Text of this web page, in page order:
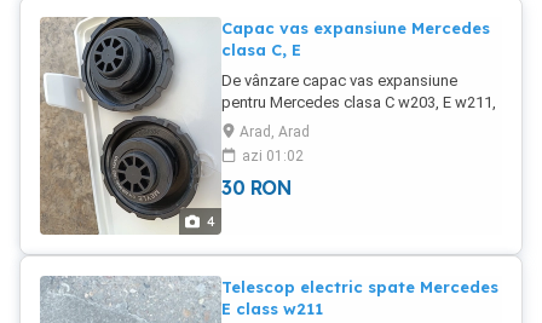
4
Capac vas expansiune Mercedes
clasa C, E
De vânzare capac vas expansiune
pentru Mercedes clasa C w203, E w211,
preț 30 lei.
Arad, Arad
azi 01:02
30 RON
Telescop electric spate Mercedes
E class w211